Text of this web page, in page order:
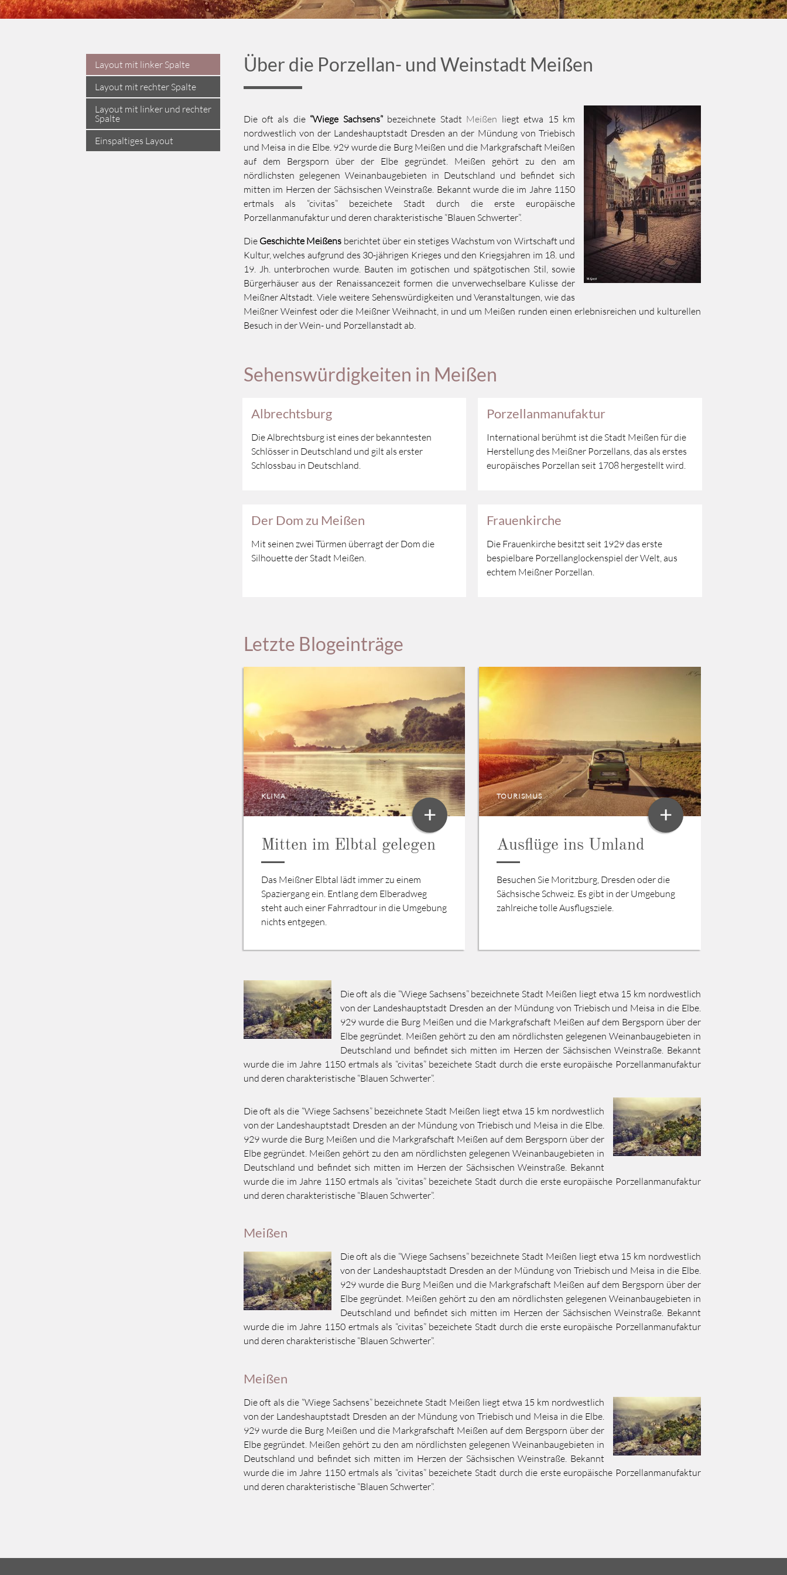
Über die Porzellan- und Weinstadt Meißen
Die oft als die “Wiege Sachsens”bezeichnete Stadt Meißen liegt etwa 15 km
nordwestlich von der Landeshauptstadt Dresden an der Mündung von Triebisch
und Meisa in die Elbe. 929 wurde die Burg Meißen und die Markgrafschaft Meißen
auf dem Bergsporn über der Elbe gegründet. Meißen gehört zu den am
nördlichsten gelegenen Weinanbaugebieten in Deutschland und befindet sich
mitten im Herzen der Sächsischen Weinstraße. Bekannt wurde die im Jahre 1150
ertmals als “civitas” bezeichete Stadt durch die erste europäische
Porzellanmanufaktur und deren charakteristische “Blauen Schwerter”.
Die Geschichte Meißens berichtet über ein stetiges Wachstum von Wirtschaft und
Kultur, welches aufgrund des 30-jährigen Krieges und den Kriegsjahren im 18. und
19. Jh. unterbrochen wurde. Bauten im gotischen und spätgotischen Stil, sowie
Bürgerhäuser aus der Renaissancezeit formen die unverwechselbare Kulisse der
Meißner Altstadt. Viele weitere Sehenswürdigkeiten und Veranstaltungen, wie das
Meißner Weinfest oder die Meißner Weihnacht, in und um Meißen runden einen erlebnisreichen und kulturellen
Besuch in der Wein- und Porzellanstadt ab.
Sehenswürdigkeiten in Meißen
Albrechtsburg
Die Albrechtsburg ist eines der bekanntesten
Schlösser in Deutschland und gilt als erster
Schlossbau in Deutschland.
Porzellanmanufaktur
International berühmt ist die Stadt Meißen für die
Herstellung des Meißner Porzellans, das als erstes
europäisches Porzellan seit 1708 hergestellt wird.
Der Dom zu Meißen
Mit seinen zwei Türmen überragt der Dom die
Silhouette der Stadt Meißen.
Frauenkirche
Die Frauenkirche besitzt seit 1929 das erste
bespielbare Porzellanglockenspiel der Welt, aus
echtem Meißner Porzellan.
Letzte Blogeinträge
KLIMA
Mitten im Elbtal gelegen
Das Meißner Elbtal lädt immer zu einem
Spaziergang ein. Entlang dem Elberadweg
steht auch einer Fahrradtour in die Umgebung
nichts entgegen.
+
TOURISMUS
Ausflüge ins Umland
Besuchen Sie Moritzburg, Dresden oder die
Sächsische Schweiz. Es gibt in der Umgebung
zahlreiche tolle Ausflugsziele.
+
Die oft als die “Wiege Sachsens” bezeichnete Stadt Meißen liegt etwa 15 km nordwestlich
von der Landeshauptstadt Dresden an der Mündung von Triebisch und Meisa in die Elbe.
929 wurde die Burg Meißen und die Markgrafschaft Meißen auf dem Bergsporn über der
Elbe gegründet. Meißen gehört zu den am nördlichsten gelegenen Weinanbaugebieten in
Deutschland und befindet sich mitten im Herzen der Sächsischen Weinstraße. Bekannt
wurde die im Jahre 1150 ertmals als “civitas” bezeichete Stadt durch die erste europäische Porzellanmanufaktur
und deren charakteristische “Blauen Schwerter”.
Die oft als die “Wiege Sachsens” bezeichnete Stadt Meißen liegt etwa 15 km nordwestlich
von der Landeshauptstadt Dresden an der Mündung von Triebisch und Meisa in die Elbe.
929 wurde die Burg Meißen und die Markgrafschaft Meißen auf dem Bergsporn über der
Elbe gegründet. Meißen gehört zu den am nördlichsten gelegenen Weinanbaugebieten in
Deutschland und befindet sich mitten im Herzen der Sächsischen Weinstraße. Bekannt
wurde die im Jahre 1150 ertmals als “civitas” bezeichete Stadt durch die erste europäische Porzellanmanufaktur
und deren charakteristische “Blauen Schwerter”.
Meißen
Die oft als die “Wiege Sachsens” bezeichnete Stadt Meißen liegt etwa 15 km nordwestlich
von der Landeshauptstadt Dresden an der Mündung von Triebisch und Meisa in die Elbe.
929 wurde die Burg Meißen und die Markgrafschaft Meißen auf dem Bergsporn über der
Elbe gegründet. Meißen gehört zu den am nördlichsten gelegenen Weinanbaugebieten in
Deutschland und befindet sich mitten im Herzen der Sächsischen Weinstraße. Bekannt
wurde die im Jahre 1150 ertmals als “civitas” bezeichete Stadt durch die erste europäische Porzellanmanufaktur
und deren charakteristische “Blauen Schwerter”.
Meißen
Die oft als die “Wiege Sachsens” bezeichnete Stadt Meißen liegt etwa 15 km nordwestlich
von der Landeshauptstadt Dresden an der Mündung von Triebisch und Meisa in die Elbe.
929 wurde die Burg Meißen und die Markgrafschaft Meißen auf dem Bergsporn über der
Elbe gegründet. Meißen gehört zu den am nördlichsten gelegenen Weinanbaugebieten in
Deutschland und befindet sich mitten im Herzen der Sächsischen Weinstraße. Bekannt
wurde die im Jahre 1150 ertmals als “civitas” bezeichete Stadt durch die erste europäische Porzellanmanufaktur
und deren charakteristische “Blauen Schwerter”.
Layout mit linker Spalte
Layout mit rechter Spalte
Layout mit linker und rechter
Spalte
Einspaltiges Layout